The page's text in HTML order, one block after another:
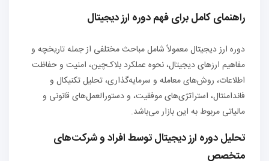
راهنمای کامل برای فهم دوره ارز دیجیتال
دوره ارز دیجیتال معمولاً شامل مباحث مختلفی از جمله تاریخچه و
مفاهیم ارزهای دیجیتال، نحوه عملکرد بلاک‌چین، امنیت و حفاظت
اطلاعات، روش‌های معامله و سرمایه‌گذاری، تحلیل تکنیکال و
فاندامنتال، استراتژی‌های موفقیت، و دستورالعمل‌های قانونی و
مالیاتی مربوط به این بازار می‌باشد.
تحلیل دوره ارز دیجیتال توسط افراد و شرکت‌های
متخصص